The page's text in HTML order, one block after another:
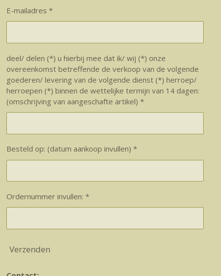
E-mailadres *
deel/ delen (*) u hierbij mee dat ik/ wij (*) onze
overeenkomst betreffende de verkoop van de volgende
goederen/ levering van de volgende dienst (*) herroep/
herroepen (*) binnen de wettelijke termijn van 14 dagen:
(omschrijving van aangeschafte artikel) *
Besteld op: (datum aankoop invullen) *
Ordernummer invullen: *
Verzenden